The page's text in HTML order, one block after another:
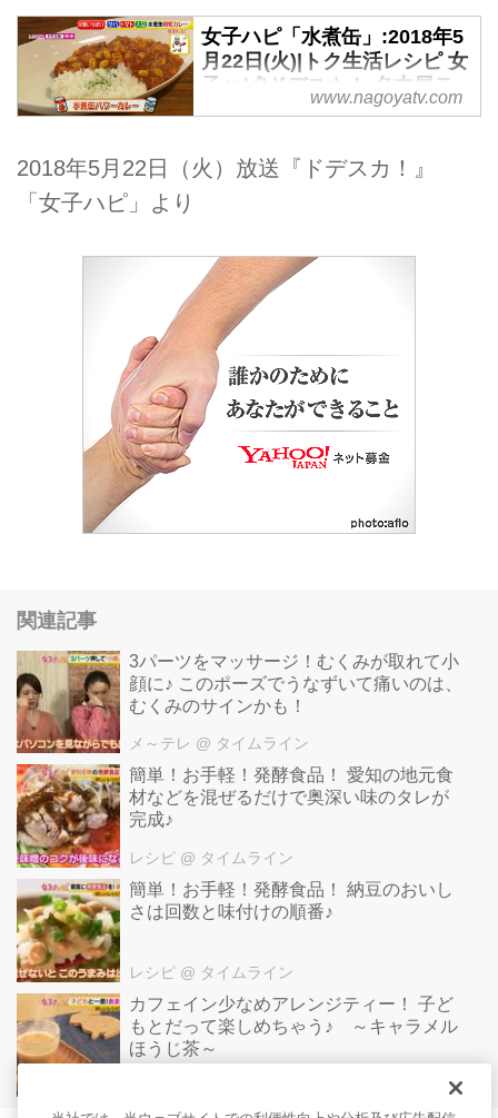
女子ハピ「水煮缶」:2018年5
月22日(火)|トク生活レシピ 女
子ハピ|ドデスカ！-名古屋テ
レビ【メ～テレ】
www.nagoyatv.com
2018年5月22日（火）放送『ドデスカ！』
「女子ハピ」より
関連記事
3パーツをマッサージ！むくみが取れて小
顔に♪ このポーズでうなずいて痛いのは、
むくみのサインかも！
メ～テレ @ タイムライン
簡単！お手軽！発酵食品！ 愛知の地元食
材などを混ぜるだけで奥深い味のタレが
完成♪
レシピ @ タイムライン
簡単！お手軽！発酵食品！ 納豆のおいし
さは回数と味付けの順番♪
レシピ @ タイムライン
カフェイン少なめアレンジティー！ 子ど
もとだって楽しめちゃう♪ ～キャラメル
ほうじ茶～